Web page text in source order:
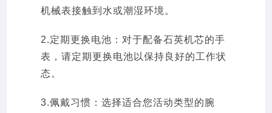
机械表接触到水或潮湿环境。
2.定期更换电池：对于配备石英机芯的手
表，请定期更换电池以保持良好的工作状
态。
3.佩戴习惯：选择适合您活动类型的腕